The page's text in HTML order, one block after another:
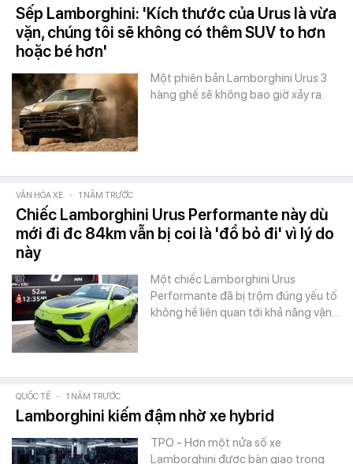
Sếp Lamborghini: 'Kích thước của Urus là vừa
vặn, chúng tôi sẽ không có thêm SUV to hơn
hoặc bé hơn'
Một phiên bản Lamborghini Urus 3
hàng ghế sẽ không bao giờ xảy ra.
VĂN HÓA XE - 1 NĂM TRƯỚC
Chiếc Lamborghini Urus Performante này dù
mới đi đc 84km vẫn bị coi là 'đồ bỏ đi' vì lý do
này
Một chiếc Lamborghini Urus
Performante đã bị trộm đúng yếu tố
không hề liên quan tới khả năng vận…
QUỐC TẾ - 1 NĂM TRƯỚC
Lamborghini kiếm đậm nhờ xe hybrid
TPO - Hơn một nửa số xe
Lamborghini được bàn giao trong